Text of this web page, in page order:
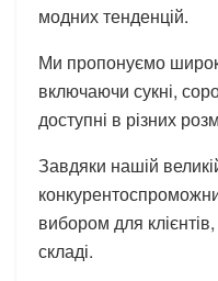
модних тенденцій.
Ми пропонуємо
включаючи сукні,
доступні в різних
Завдяки нашій
вибором для
складі.